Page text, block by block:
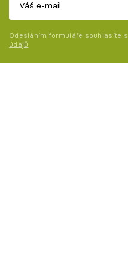
Odesláním formuláře souhlasíte s
údajů